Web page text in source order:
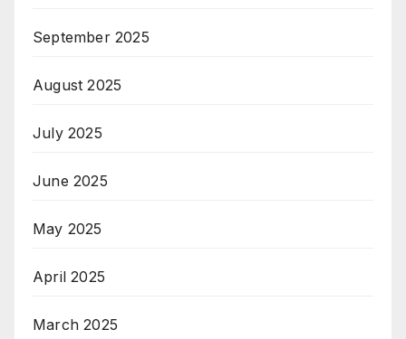
September 2025
August 2025
July 2025
June 2025
May 2025
April 2025
March 2025